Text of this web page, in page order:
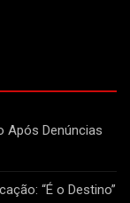
Após Denúncias
“É o Destino”